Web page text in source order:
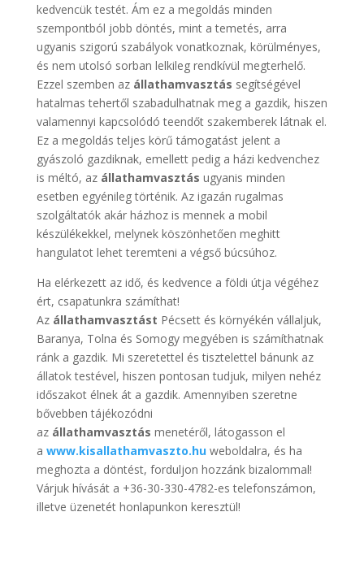
kedvencük testét. Ám ez a megoldás minden
szempontból jobb döntés, mint a temetés, arra
ugyanis szigorú szabályok vonatkoznak, körülményes,
és nem utolsó sorban lelkileg rendkívül megterhelő.
Ezzel szemben az állathamvasztás segítségével
hatalmas tehertől szabadulhatnak meg a gazdik, hiszen
valamennyi kapcsolódó teendőt szakemberek látnak el.
Ez a megoldás teljes körű támogatást jelent a
gyászoló gazdiknak, emellett pedig a házi kedvenchez
is méltó, az állathamvasztás ugyanis minden
esetben egyénileg történik. Az igazán rugalmas
szolgáltatók akár házhoz is mennek a mobil
készülékekkel, melynek köszönhetően meghitt
hangulatot lehet teremteni a végső búcsúhoz.
Ha elérkezett az idő, és kedvence a földi útja végéhez
ért, csapatunkra számíthat!
Az állathamvasztást Pécsett és környékén vállaljuk,
Baranya, Tolna és Somogy megyében is számíthatnak
ránk a gazdik. Mi szeretettel és tisztelettel bánunk az
állatok testével, hiszen pontosan tudjuk, milyen nehéz
időszakot élnek át a gazdik. Amennyiben szeretne
bővebben tájékozódni
az állathamvasztás menetéről, látogasson el
a www.kisallathamvaszto.huweboldalra, és ha
meghozta a döntést, forduljon hozzánk bizalommal!
Várjuk hívását a +36-30-330-4782-es telefonszámon,
illetve üzenetét honlapunkon keresztül!